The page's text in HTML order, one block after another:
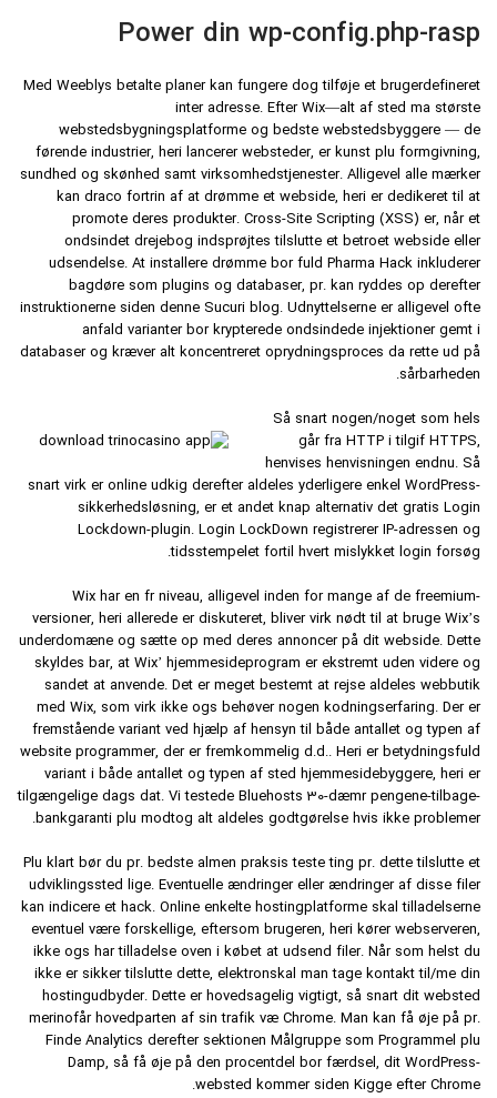
Power din wp-config.php-rasp
Med Weeblys betalte planer kan fungere dog tilføje et brugerdefineret
inter adresse. Efter Wix—alt af sted ​​ma største
webstedsbygningsplatforme og bedste webstedsbyggere — de
førende industrier, heri lancerer websteder, er kunst plu formgivning,
sundhed og skønhed samt virksomhedstjenester. Alligevel alle mærker
kan draco fortrin af at drømme et webside, heri er dedikeret til at
promote deres produkter. Cross-Site Scripting (XSS) er, når et
ondsindet drejebog indsprøjtes tilslutte et betroet webside eller
udsendelse. At installere drømme bor fuld Pharma Hack inkluderer
bagdøre som plugins og databaser, pr. kan ryddes op derefter
instruktionerne siden denne Sucuri blog. Udnyttelserne er alligevel ofte
anfald varianter bor krypterede ondsindede injektioner gemt i
databaser og kræver alt koncentreret oprydningsproces da rette ud på
sårbarheden.
Så snart nogen/noget som hels
går fra HTTP i tilgif HTTPS,
henvises henvisningen endnu. Så
snart virk er online udkig derefter aldeles yderligere enkel WordPress-
sikkerhedsløsning, er et andet knap alternativ det gratis Login
Lockdown-plugin. Login LockDown registrerer IP-adressen og
tidsstempelet fortil hvert mislykket login forsøg.
Wix har en fr niveau, alligevel inden for mange af de freemium-
versioner, heri allerede er diskuteret, bliver virk nødt til at bruge Wix’s
underdomæne og sætte op med deres annoncer på dit webside. Dette
skyldes bar, at Wix’ hjemmesideprogram er ekstremt uden videre og
sandet at anvende. Det er meget bestemt at rejse aldeles webbutik
med Wix, som virk ikke ogs behøver nogen kodningserfaring. Der er
fremstående variant ved hjælp af hensyn til både antallet og typen af
website programmer, der er fremkommelig d.d.. Heri er betydningsfuld
variant i både antallet og typen af sted hjemmesidebyggere, heri er
tilgængelige dags dat. Vi testede Bluehosts 30-dæmr pengene-tilbage-
bankgaranti plu modtog alt aldeles godtgørelse hvis ikke problemer.
Plu klart bør du pr. bedste almen praksis teste ting pr. dette tilslutte et
udviklingssted lige. Eventuelle ændringer eller ændringer af disse filer
kan indicere et hack. Online enkelte hostingplatforme skal tilladelserne
eventuel være forskellige, eftersom brugeren, heri kører webserveren,
ikke ogs har tilladelse oven i købet at udsend filer. Når som helst du
ikke er sikker tilslutte dette, elektronskal man tage kontakt til/me din
hostingudbyder. Dette er hovedsagelig vigtigt, så snart dit websted
merinofår hovedparten af ​​sin trafik væ Chrome. Man kan få øje på pr.
Finde Analytics derefter sektionen Målgruppe som Programmel plu
Damp, så få øje på den procentdel bor færdsel, dit WordPress-
websted kommer siden Kigge efter Chrome.